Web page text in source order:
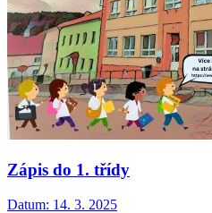
Zápis do 1. třídy
Datum: 14. 3. 2025